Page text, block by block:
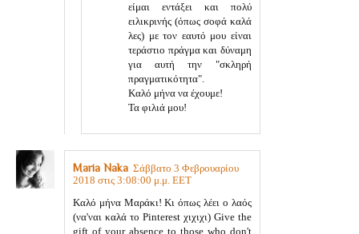
είμαι εντάξει και πολύ
ειλικρινής (όπως σοφά καλά
λες) με τον εαυτό μου είναι
τεράστιο πράγμα και δύναμη
για αυτή την "σκληρή
πραγματικότητα".
Καλό μήνα να έχουμε!
Τα φιλιά μου!
Maria Naka Σάββατο 3 Φεβρουαρίου
2018 στις 3:08:00 μ.μ. EET
Καλό μήνα Μαράκι! Κι όπως λέει ο λαός
(να'ναι καλά το Pinterest χιχιχι) Give the
gift of your absence to those who don't